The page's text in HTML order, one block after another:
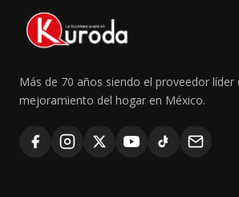
Más de 70 años siendo el proveedor líder
mejoramiento del hogar en México.